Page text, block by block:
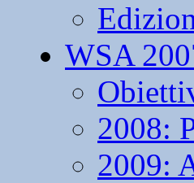
WSA
2008:
2009: